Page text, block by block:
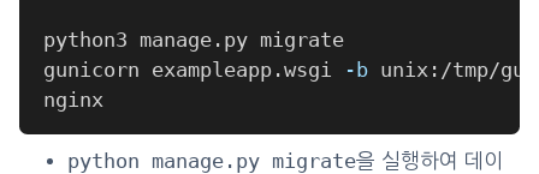
gunicorn exampleapp.wsgi
-b unix:/tmp/
python manage.py migrate을 실행하여 데이